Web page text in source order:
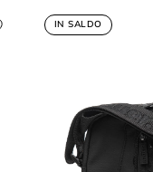
IN SALDO